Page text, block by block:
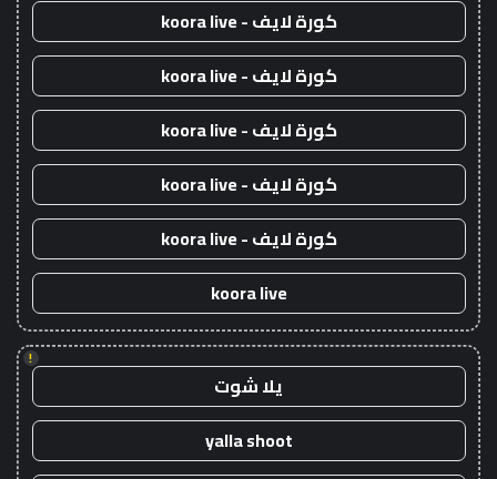
كورة لايف - koora live
كورة لايف - koora live
كورة لايف - koora live
كورة لايف - koora live
كورة لايف - koora live
koora live
!
يلا شوت
yalla shoot